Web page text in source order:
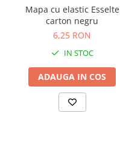
Mapa cu elastic Esselte
carton negru
6,25 RON
IN STOC
ADAUGA IN COS